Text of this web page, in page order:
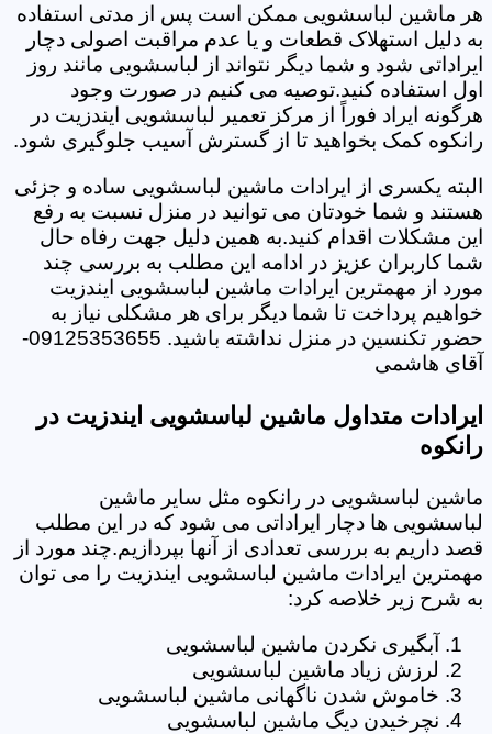
هر ماشین لباسشویی ممکن است پس از مدتی استفاده
به دلیل استهلاک قطعات و یا عدم مراقبت اصولی دچار
ایراداتی شود و شما دیگر نتواند از لباسشویی مانند روز
اول استفاده کنید.توصیه می کنیم در صورت وجود
هرگونه ایراد فوراً از مرکز تعمیر لباسشویی ایندزیت در
رانکوه کمک بخواهید تا از گسترش آسیب جلوگیری شود.
البته یکسری از ایرادات ماشین لباسشویی ساده و جزئی
هستند و شما خودتان می توانید در منزل نسبت به رفع
این مشکلات اقدام کنید.به همین دلیل جهت رفاه حال
شما کاربران عزیز در ادامه این مطلب به بررسی چند
مورد از مهمترین ایرادات ماشین لباسشویی ایندزیت
خواهیم پرداخت تا شما دیگر برای هر مشکلی نیاز به
حضور تکنسین در منزل نداشته باشید. 09125353655-
آقای هاشمی
ایرادات متداول ماشین لباسشویی ایندزیت در
رانکوه
ماشین لباسشویی در رانکوه مثل سایر ماشین
لباسشویی ها دچار ایراداتی می شود که در این مطلب
قصد داریم به بررسی تعدادی از آنها بپردازیم.چند مورد از
مهمترین ایرادات ماشین لباسشویی ایندزیت را می توان
به شرح زیر خلاصه کرد:
آبگیری نکردن ماشین لباسشویی
لرزش زیاد ماشین لباسشویی
خاموش شدن ناگهانی ماشین لباسشویی
نچرخیدن دیگ ماشین لباسشویی